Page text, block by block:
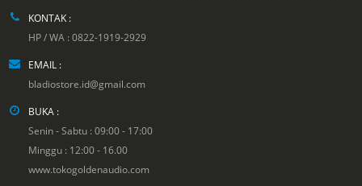
KONTAK :
HP / WA : 0822-1919-2929
EMAIL :
bladiostore.id@gmail.com
BUKA :
Senin - Sabtu : 09:00 - 17:00
Minggu : 12:00 - 16.00
www.tokogoldenaudio.com